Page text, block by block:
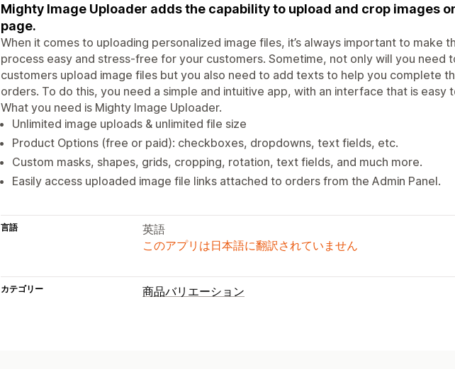
Mighty Image Uploader adds the capability to upload and crop images
page.
When it comes to uploading personalized image files, it’s always important to make
process easy and stress-free for your customers. Sometime, not only will you need
customers upload image files but you also need to add texts to help you complete
orders. To do this, you need a simple and intuitive app, with an interface that is easy
What you need is Mighty Image Uploader.
Unlimited image uploads & unlimited file size
Product Options (free or paid): checkboxes, dropdowns, text fields, etc.
Custom masks, shapes, grids, cropping, rotation, text fields, and much more.
Easily access uploaded image file links attached to orders from the Admin Panel.
言語
英語
このアプリは日本語に翻訳されていません
カテゴリー 商品バリエーション